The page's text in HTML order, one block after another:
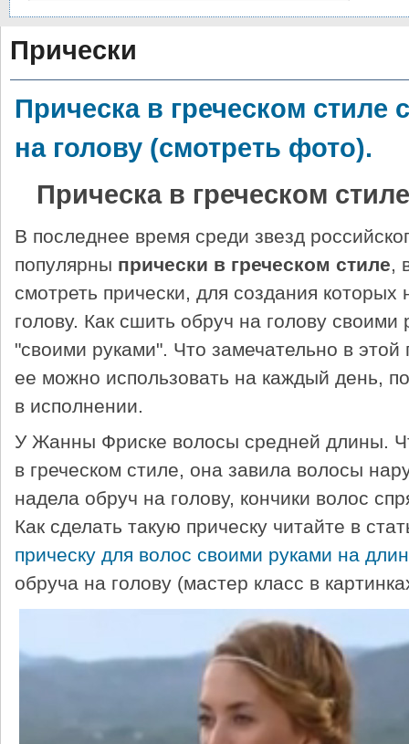
Прически
Прическа в греческом стиле
на голову (смотреть фото).
Прическа в греческом
В последнее время среди звезд
популярны прически в греческом стиле,
смотреть прически, для создания
голову. Как сшить обруч на голову
"своими руками". Что замечательно в этой
ее можно использовать на каждый день,
в исполнении.
У Жанны Фриске волосы средней длины.
в греческом стиле, она завила волосы
надела обруч на голову, кончики волос
Как сделать такую прическу читайте в
прическу для волос своими руками на
обруча на голову (мастер класс в